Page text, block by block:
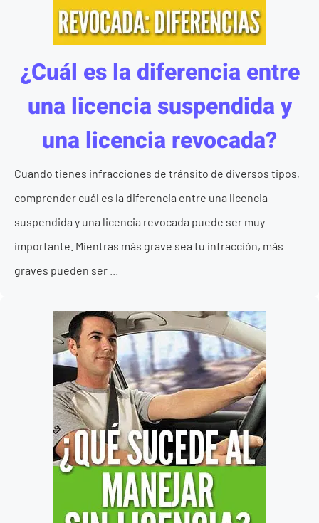
¿Cuál es la diferencia entre
una licencia suspendida y
una licencia revocada?
Cuando tienes infracciones de tránsito de diversos tipos,
comprender cuál es la diferencia entre una licencia
suspendida y una licencia revocada puede ser muy
importante. Mientras más grave sea tu infracción, más
graves pueden ser ...